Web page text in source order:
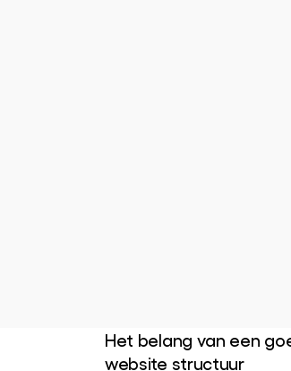
Het belang van een
website structuur